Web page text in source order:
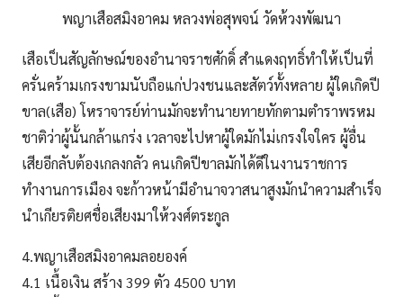
พญาเสือสมิงอาคม หลวงพ่อสุพจน์ วัดห้วงพัฒนา
เสือเป็นสัญลักษณ์ของอำนาจราชศักดิ์ สำแดงฤทธิ์ทำให้เป็นที่
ครั่นคร้ามเกรงขามนับถือแก่ปวงชนและสัตว์ทั้งหลาย ผู้ใดเกิดปี
ขาล(เสือ) โหราจารย์ท่านมักจะทำนายทายทักตามตำราพรหม
ชาติว่าผู้นั้นกล้าแกร่ง เวลาจะไปหาผู้ใดมักไม่เกรงใจใคร ผู้อื่น
เสียอีกลับต้องเกลงกลัว คนเกิดปีขาลมักได้ดีในงานราชการ
ทำงานการเมือง จะก้าวหน้ามีอำนาจวาสนาสูงมักนำความสำเร็จ
นำเกียรติยศชื่อเสียงมาให้วงศ์ตระกูล
4.พญาเสือสมิงอาคมลอยองค์
4.1 เนื้อเงิน สร้าง 399 ตัว 4500 บาท